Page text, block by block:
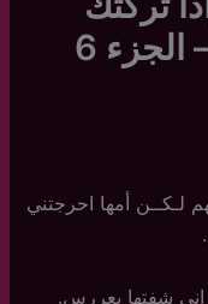
6
لـكــن أمها احرجتني
اني شفتها بعررس.